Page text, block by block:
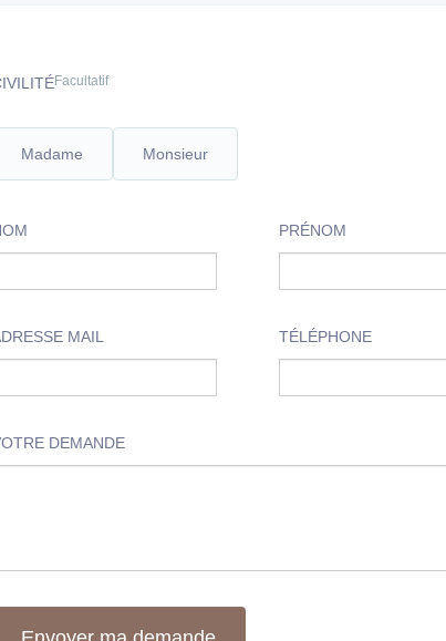
Facultatif
Madame Monsieur
PRÉNOM
MAIL TÉLÉPHONE
DEMANDE